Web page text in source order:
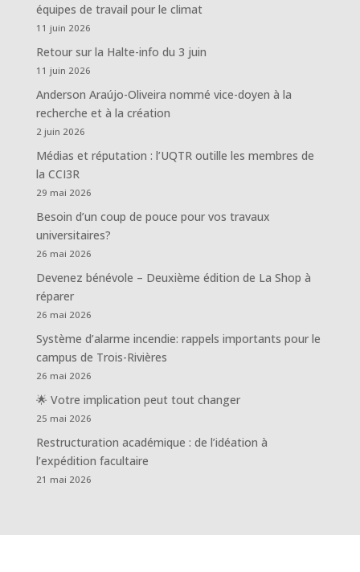
équipes de travail pour le climat
11 juin 2026
Retour sur la Halte-info du 3 juin
11 juin 2026
Anderson Araújo-Oliveira nommé vice-doyen à la
recherche et à la création
2 juin 2026
Médias et réputation : l’UQTR outille les membres de
la CCI3R
29 mai 2026
Besoin d’un coup de pouce pour vos travaux
universitaires?
26 mai 2026
Devenez bénévole – Deuxième édition de La Shop à
réparer
26 mai 2026
Système d’alarme incendie: rappels importants pour le
campus de Trois-Rivières
26 mai 2026
🌟 Votre implication peut tout changer
25 mai 2026
Restructuration académique : de l’idéation à
l’expédition facultaire
21 mai 2026